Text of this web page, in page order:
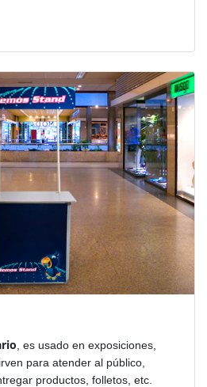
, es usado en exposiciones,
para atender al público,
productos, folletos, etc.